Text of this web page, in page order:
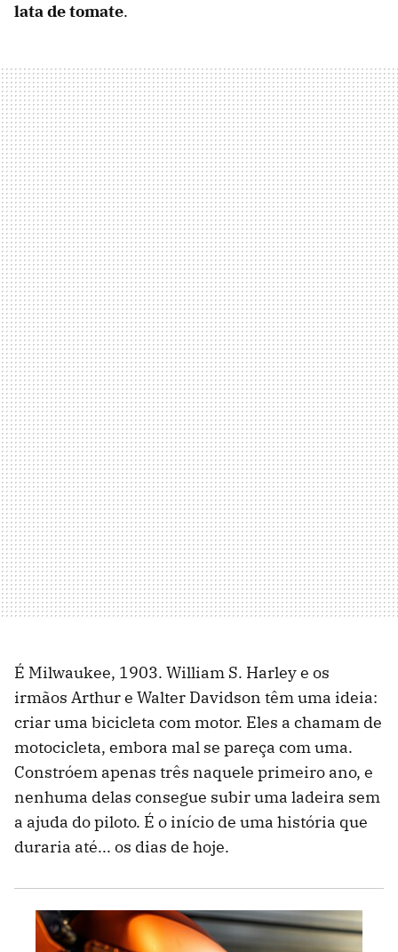
lata de tomate.
É Milwaukee, 1903. William S. Harley e os
irmãos Arthur e Walter Davidson têm uma ideia:
criar uma bicicleta com motor. Eles a chamam de
motocicleta, embora mal se pareça com uma.
Constróem apenas três naquele primeiro ano, e
nenhuma delas consegue subir uma ladeira sem
a ajuda do piloto. É o início de uma história que
duraria até... os dias de hoje.